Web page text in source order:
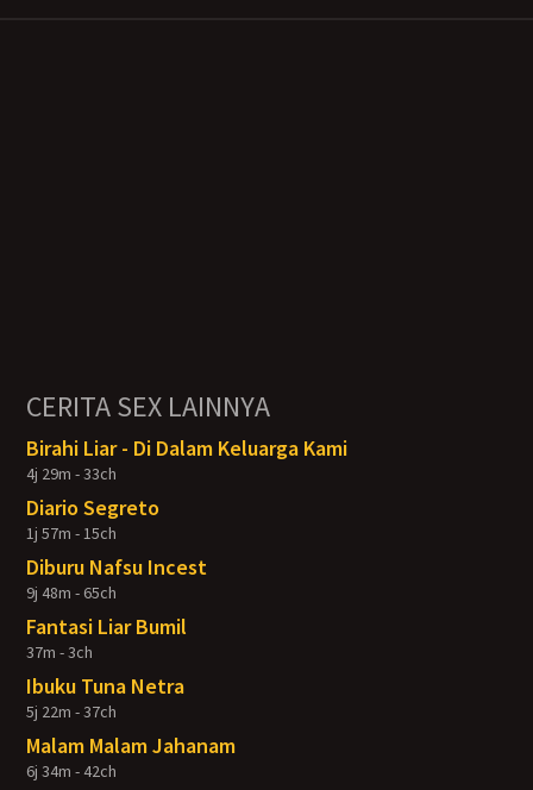
CERITA SEX LAINNYA
Birahi Liar - Di Dalam Keluarga Kami
4j 29m - 33ch
Diario Segreto
1j 57m - 15ch
Diburu Nafsu Incest
9j 48m - 65ch
Fantasi Liar Bumil
37m - 3ch
Ibuku Tuna Netra
5j 22m - 37ch
Malam Malam Jahanam
6j 34m - 42ch